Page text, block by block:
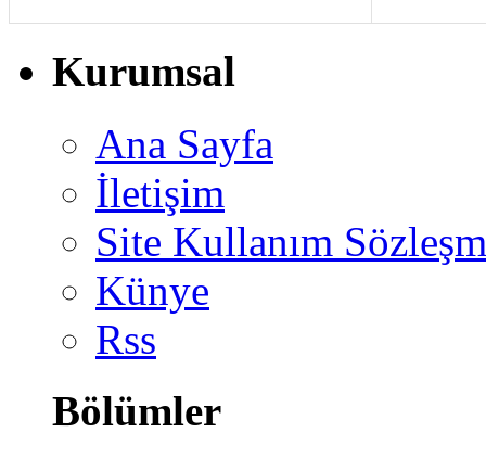
Kurumsal
Ana Sayfa
İletişim
Site Kullanım
Künye
Rss
Bölümler